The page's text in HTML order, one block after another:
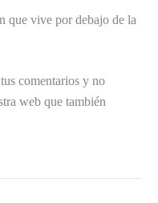
que vive por debajo de la
comentarios y no
web que también